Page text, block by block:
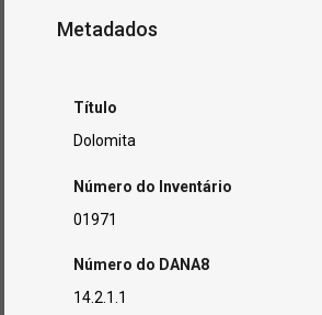
Metadados
Título
Dolomita
Número do Inventário
01971
Número do DANA8
14.2.1.1